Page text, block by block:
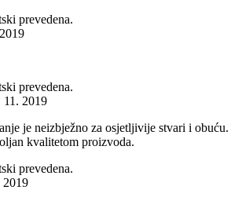
prevedena.
prevedena.
11. 2019
je neizbježno za osjetljivije stvari i obuću.
kvalitetom proizvoda.
prevedena.
2019